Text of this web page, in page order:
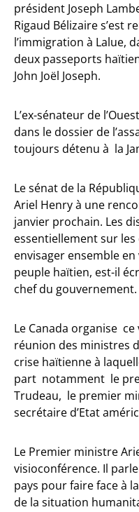
président Joseph
Rigaud Bélizaire s’est
l’immigration à Lalue,
deux passeports
John Joël Joseph.
L’ex-sénateur de
dans le dossier de
toujours détenu à la
Le sénat de la
Ariel Henry à une
janvier prochain. Les
essentiellement sur
envisager ensemble
peuple haïtien, est-il
chef du gouvernement.
Le Canada organise
réunion des ministres
crise haïtienne à
part notamment le
Trudeau, le premier
secrétaire d’Etat
Le Premier ministre
visioconférence. Il
pays pour faire face à
de la situation